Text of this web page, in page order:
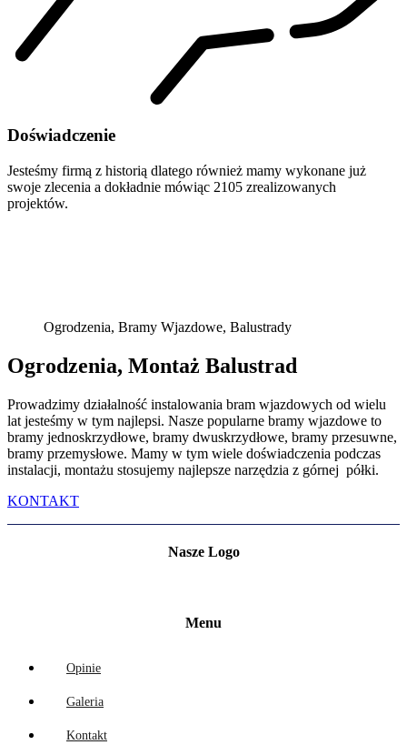
Doświadczenie
Jesteśmy firmą z historią dlatego również mamy wykonane już
swoje zlecenia a dokładnie mówiąc 2105 zrealizowanych
projektów.
Ogrodzenia, Bramy Wjazdowe, Balustrady
Ogrodzenia, Montaż Balustrad
Prowadzimy działalność instalowania bram wjazdowych od wielu
lat jesteśmy w tym najlepsi. Nasze popularne bramy wjazdowe to
bramy jednoskrzydłowe, bramy dwuskrzydłowe, bramy przesuwne,
bramy przemysłowe. Mamy w tym wiele doświadczenia podczas
instalacji, montażu stosujemy najlepsze narzędzia z górnej półki.
KONTAKT
Nasze Logo
Menu
Opinie
Galeria
Kontakt